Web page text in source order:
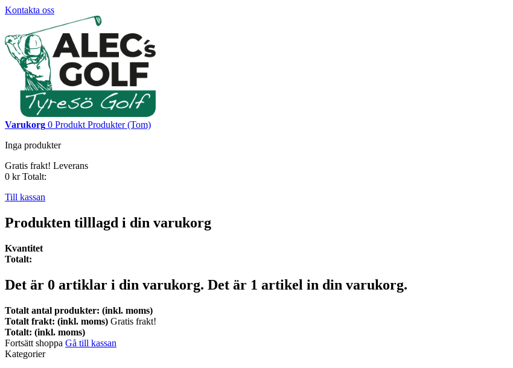
Kontakta oss
Varukorg 0 Produkt Produkter (Tom)
Inga produkter
Gratis frakt! Leverans
0 kr Totalt:
Till kassan
Produkten tilllagd i din varukorg
Kvantitet
Totalt:
Det är 0 artiklar i din varukorg. Det är 1 artikel in din varukorg.
Totalt antal produkter: (inkl. moms)
Totalt frakt: (inkl. moms) Gratis frakt!
Totalt: (inkl. moms)
Fortsätt shoppa Gå till kassan
Kategorier